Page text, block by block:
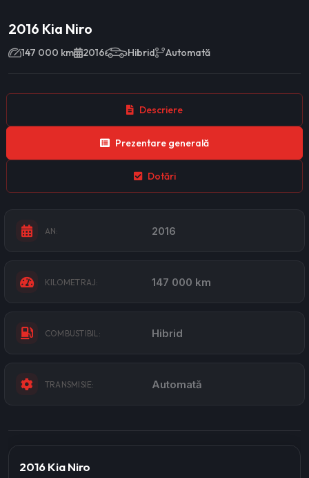
2016 Kia Niro
147 000 km 2016 Hibrid Automată
Descriere
Prezentare generală
Dotări
AN: 2016
KILOMETRAJ: 147 000 km
COMBUSTIBIL: Hibrid
TRANSMISIE: Automată
2016 Kia Niro